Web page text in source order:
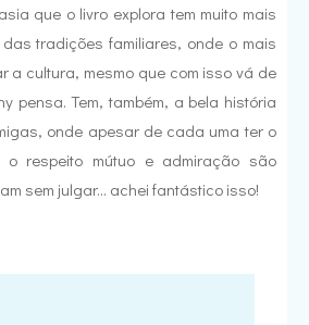
que o livro explora tem muito mais
tradições familiares, onde o mais
a cultura, mesmo que com isso vá de
pensa. Tem, também, a bela história
onde apesar de cada uma ter o
respeito mútuo e admiração são
sem julgar... achei fantástico isso!